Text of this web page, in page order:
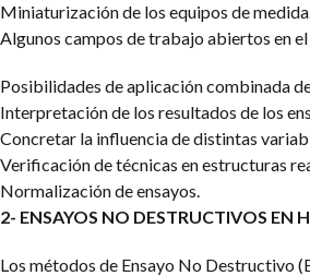
Miniaturización de los equipos de
Algunos campos de trabajo abiertos en
Posibilidades de aplicación combinada
Interpretación de los resultados de los
Concretar la influencia de distintas
Verificación de técnicas en estructuras
Normalización de ensayos.
2- ENSAYOS NO DESTRUCTIVOS EN
Los métodos de Ensayo No Destructivo